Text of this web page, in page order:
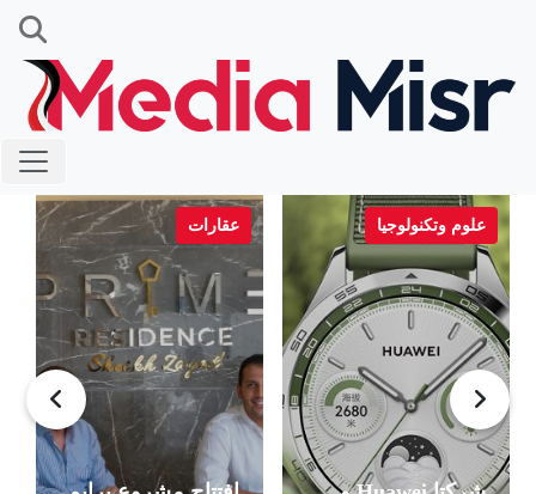
علوم وتكنولوجيا عقارات